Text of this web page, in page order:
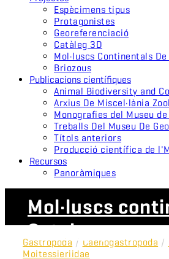
Espècimens tipus
Protagonistes
Georeferenciació
Catàleg 3D
Mol·luscs Continentals
Briozous
Publicacions científiques
Animal Biodiversity and
Arxius De Miscel·lània
Monografies del Museu
Treballs Del Museu De
Títols anteriors
Producció científica de
Recursos
Panoràmiques
Mol·luscs
Catalunya
Gastropoda / Caenogastropoda /
Moitessieriidae